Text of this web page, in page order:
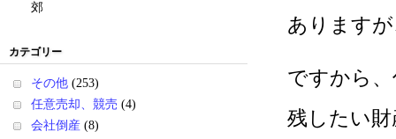
あります
ですから
残したい
郊
カテゴリー
その他 (253)
任意売却、競売 (4)
会社倒産 (8)